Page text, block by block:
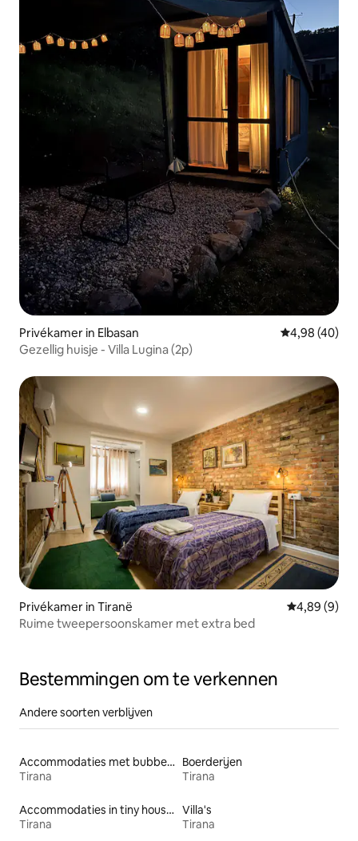
Privékamer in Elbasan Gemiddelde
4,98 (40)
Gezellig huisje - Villa Lugina (2p)
Privékamer in Tiranë Gemiddelde
4,89 (9)
Ruime tweepersoonskamer met extra bed
Bestemmingen om te verkennen
Andere soorten verblijven
Accommodaties met bubbelbad
Tirana
Boerderijen
Tirana
Accommodaties in tiny houses
Tirana
Villa's
Tirana